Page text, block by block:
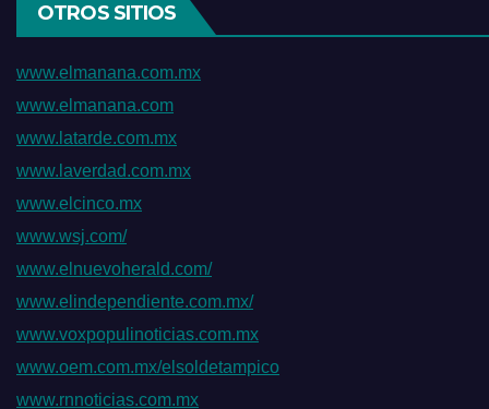
OTROS SITIOS
www.elmanana.com.mx
www.elmanana.com
www.latarde.com.mx
www.laverdad.com.mx
www.elcinco.mx
www.wsj.com/
www.elnuevoherald.com/
www.elindependiente.com.mx/
www.voxpopulinoticias.com.mx
www.oem.com.mx/elsoldetampico
www.rnnoticias.com.mx